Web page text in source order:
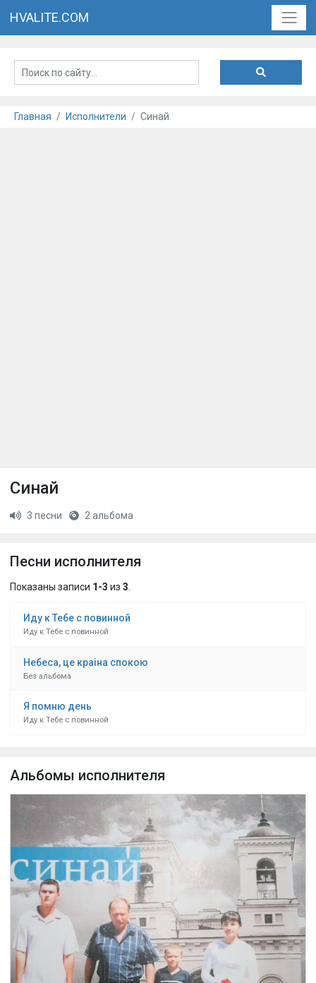
HVALITE.COM
Главная Исполнители Синай
Синай
3 песни 2 альбома
Песни исполнителя
Показаны записи 1-3 из 3
Иду к Тебе с повинной
Иду к Тебе с повинной
Небеса, це краіна спокою
Без альбома
Я помню день
Иду к Тебе с повинной
Альбомы исполнителя